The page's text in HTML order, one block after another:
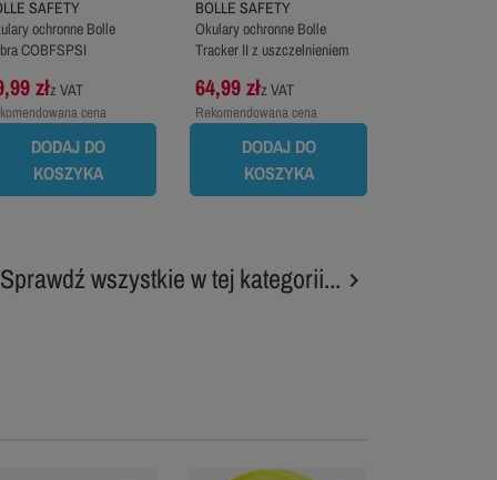
SAFETY
ochronne Bolle
COBFSPSI
złz VAT
cena
DODAJ DO
KOSZYKA
BOLLE SAFETY
Okulary ochronne Bolle
Tracker II z uszczelnieniem
64,99 złz VAT
Rekomendowana cena
DODAJ DO
KOSZYKA
Sprawdź wszystkie w tej kategorii... 